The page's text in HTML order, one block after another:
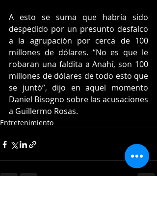
A esto se suma que habría sido
despedido por un presunto desfalco
a la agrupación por cerca de 100
millones de dólares. “No es que le
robaran una faldita a Anahí, son 100
millones de dólares de todo esto que
se juntó”, dijo en aquel momento
Daniel Bisogno sobre las acusaciones
a Guillermo Rosas.
Entretenimiento